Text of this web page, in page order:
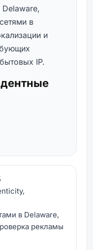
в
и
IP.
в Delaware,
рекламы